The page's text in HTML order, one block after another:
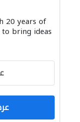
20 years of
bring ideas